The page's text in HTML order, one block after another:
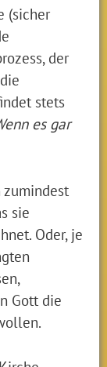
(sicher
der
stets
es gar
sie
Oder, je
Gott die